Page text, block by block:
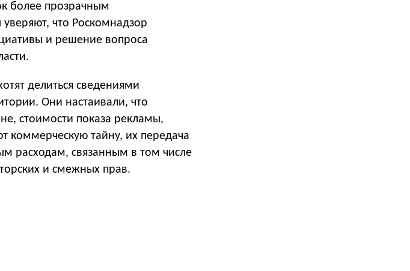
более прозрачным
что Роскомнадзор
и решение вопроса
делиться сведениями
Они настаивали, что
стоимости показа рекламы,
коммерческую тайну, их передача
расходам, связанным в том числе
и смежных прав.